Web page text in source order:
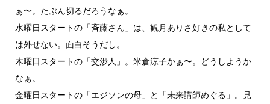
ぁ〜。たぶん切るだろうなぁ。
水曜日スタートの「斉藤さん」は、観月ありさ好きの私として
は外せない。面白そうだし。
木曜日スタートの「交渉人」。米倉涼子かぁ〜。どうしようか
なぁ。
金曜日スタートの「エジソンの母」と「未来講師めぐる」。見